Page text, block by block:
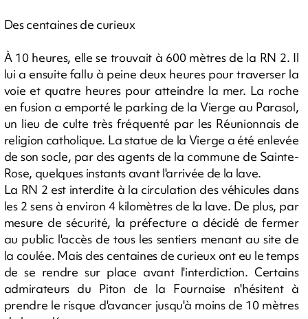
Des centaines de curieux
À 10 heures, elle se trouvait à 600 mètres de la RN 2. Il
lui a ensuite fallu à peine deux heures pour traverser la
voie et quatre heures pour atteindre la mer. La roche
en fusion a emporté le parking de la Vierge au Parasol,
un lieu de culte très fréquenté par les Réunionnais de
religion catholique. La statue de la Vierge a été enlevée
de son socle, par des agents de la commune de Sainte-
Rose, quelques instants avant l'arrivée de la lave.
La RN 2 est interdite à la circulation des véhicules dans
les 2 sens à environ 4 kilomètres de la lave. De plus, par
mesure de sécurité, la préfecture a décidé de fermer
au public l'accès de tous les sentiers menant au site de
la coulée. Mais des centaines de curieux ont eu le temps
de se rendre sur place avant l'interdiction. Certains
admirateurs du Piton de la Fournaise n'hésitent à
prendre le risque d'avancer jusqu'à moins de 10 mètres